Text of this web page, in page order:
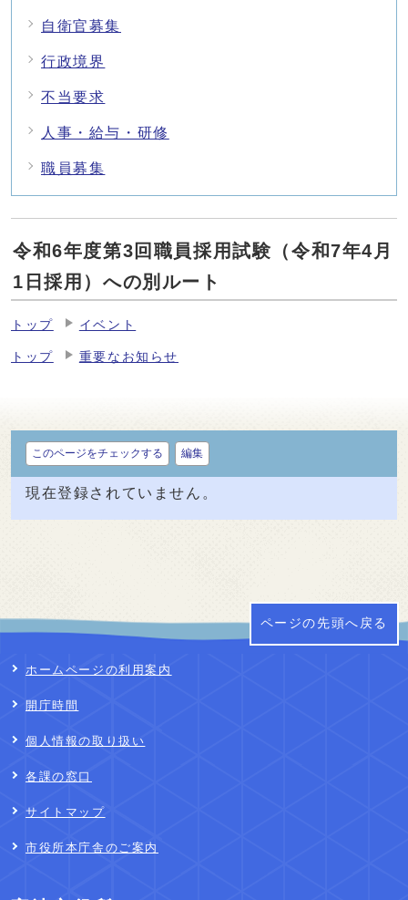
自衛官募集
行政境界
不当要求
人事・給与・研修
職員募集
令和6年度第3回職員採用試験（令和7年4月
1日採用）への別ルート
トップ イベント
トップ 重要なお知らせ
このページをチェックする 編集
現在登録されていません。
ページの先頭へ戻る
ホームページの利用案内
開庁時間
個人情報の取り扱い
各課の窓口
サイトマップ
市役所本庁舎のご案内